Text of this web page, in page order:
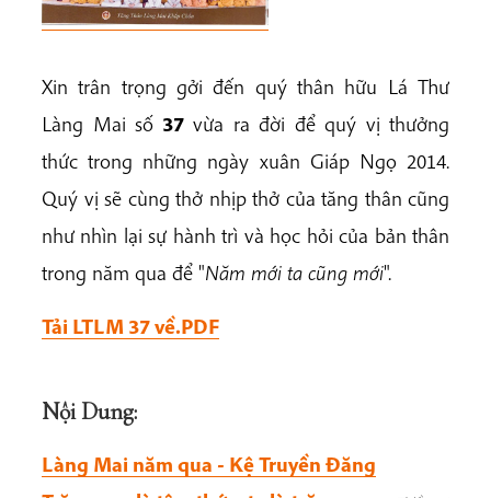
Xin trân trọng gởi đến quý thân hữu Lá Thư
Làng Mai số 37vừa ra đời để quý vị thưởng
thức trong những ngày xuân Giáp Ngọ 2014.
Quý vị sẽ cùng thở nhịp thở của tăng thân cũng
như nhìn lại sự hành trì và học hỏi của bản thân
trong năm qua để "Năm mới ta cũng mới".
Tải LTLM 37 về.PDF
Nội Dung:
Làng Mai năm qua - Kệ Truyền Đăng